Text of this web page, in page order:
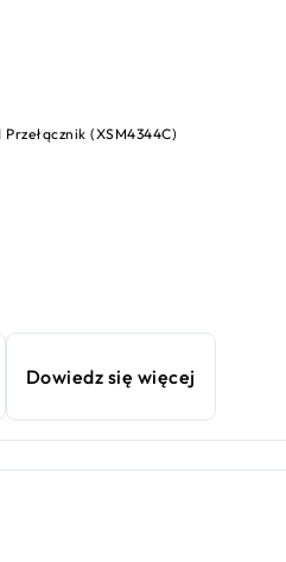
(XSM4344C​​)
Dowiedz się więcej